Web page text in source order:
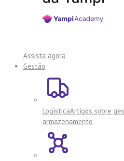
Assista agora
Gestão
LogísticaArtigos sobre
armazenamento